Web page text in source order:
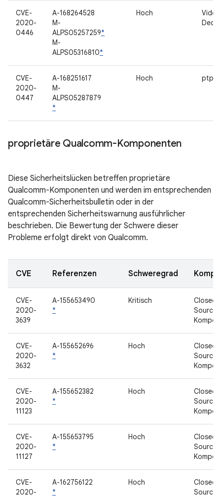
CVE-
2020-
0446
A-168264528
M-
ALPS05257259*
M-
ALPS05316810*
Hoch
CVE-
2020-
0447
A-168251617
M-
ALPS05287879
*
Hoch ptp3
proprietäre Qualcomm-Komponenten
Diese Sicherheitslücken betreffen proprietäre
Qualcomm-Komponenten und werden im entsprechenden
Qualcomm-Sicherheitsbulletin oder in der
entsprechenden Sicherheitswarnung ausführlicher
beschrieben. Die Bewertung der Schwere dieser
Probleme erfolgt direkt von Qualcomm.
CVE Referenzen Schweregrad
CVE-
2020-
3639
A-155653490
*
Kritisch
Closed-
Source-
CVE-
2020-
3632
A-155652696
*
Hoch
Closed-
Source-
CVE-
2020-
11123
A-155652382
*
Hoch
Closed-
Source-
CVE-
2020-
11127
A-155653795
*
Hoch
Closed-
Source-
CVE-
2020-
A-162756122
*
Hoch
Closed-
Source-